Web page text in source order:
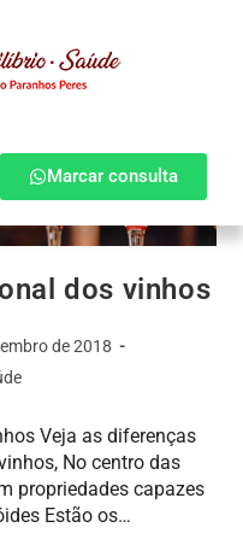
Marcar consulta
dos vinhos
de 2018
Veja as diferenças
No centro das
propriedades capazes
Estão os…